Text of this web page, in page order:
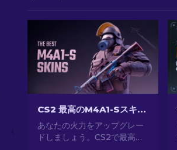
CS2 最高のM4A1-Sスキン [2026]
あなたの火力をアップグレー
ドしましょう。CS2で最高の